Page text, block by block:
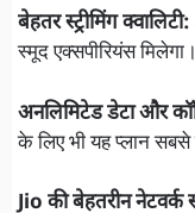
बेहतर स्ट्रीमिंग क्वालिटी:
स्मूद एक्सपीरियंस मिलेगा।
अनलिमिटेड डेटा और
के लिए भी यह प्लान सबसे
Jio की बेहतरीन नेटवर्क